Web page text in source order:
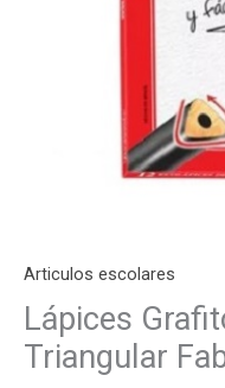
Articulos escolares
Lápices
Triangular